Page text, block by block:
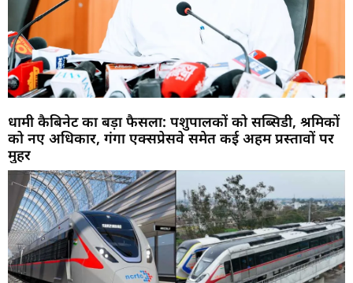
धामी कैबिनेट का बड़ा फैसला: पशुपालकों को सब्सिडी, श्रमिकों
को नए अधिकार, गंगा एक्सप्रेसवे समेत कई अहम प्रस्तावों पर
मुहर